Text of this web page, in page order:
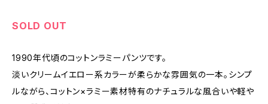
SOLD OUT
1990年代頃のコットンラミーパンツです。
淡いクリームイエロー系カラーが柔らかな雰囲気の一本。シンプ
ルながら、コットン×ラミー素材特有のナチュラルな風合いや軽や